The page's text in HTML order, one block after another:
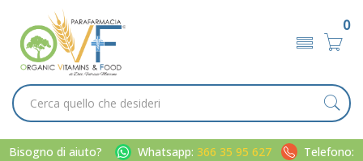
0
Bisogno di aiuto? Whatsapp: 366 35 95 627
Telefono: